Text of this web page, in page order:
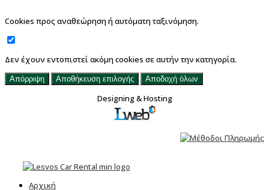
Cookies προς αναθεώρηση ή αυτόματη ταξινόμηση.
Δεν έχουν εντοπιστεί ακόμη cookies σε αυτήν την κατηγορία.
Απόρριψη Αποθήκευση επιλογής Αποδοχή όλων
Designing & Hosting
Αρχική